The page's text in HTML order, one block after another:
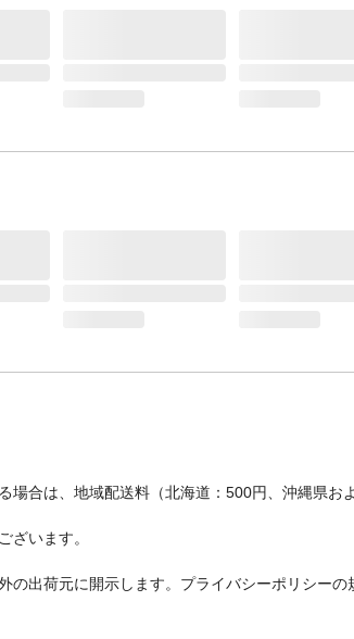
合は、地域配送料（北海道：500円、沖縄県
ざいます。
出荷元に開示します。プライバシーポリシーの